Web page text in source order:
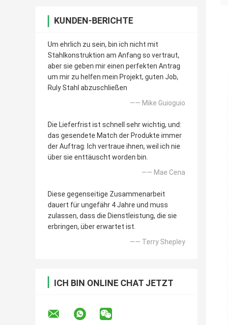
KUNDEN-BERICHTE
Um ehrlich zu sein, bin ich nicht mit
Stahlkonstruktion am Anfang so vertraut,
aber sie geben mir einen perfekten Antrag
um mir zu helfen mein Projekt, guten Job,
Ruly Stahl abzuschließen
—— Mike Guioguio
Die Lieferfrist ist schnell sehr wichtig, und:
das gesendete Match der Produkte immer
der Auftrag. Ich vertraue ihnen, weil ich nie
über sie enttäuscht worden bin.
—— Mae Cena
Diese gegenseitige Zusammenarbeit
dauert für ungefähr 4 Jahre und muss
zulassen, dass die Dienstleistung, die sie
erbringen, über erwartet ist.
—— Terry Shepley
ICH BIN ONLINE CHAT JETZT